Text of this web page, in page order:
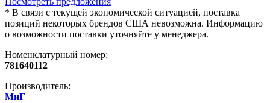
* В связи с текущей экономической ситуацией, поставка
позиций некоторых брендов США невозможна. Информацию
о возможности поставки уточняйте у менеджера.
Номенклатурный номер:
781640112
Производитель:
МиГ